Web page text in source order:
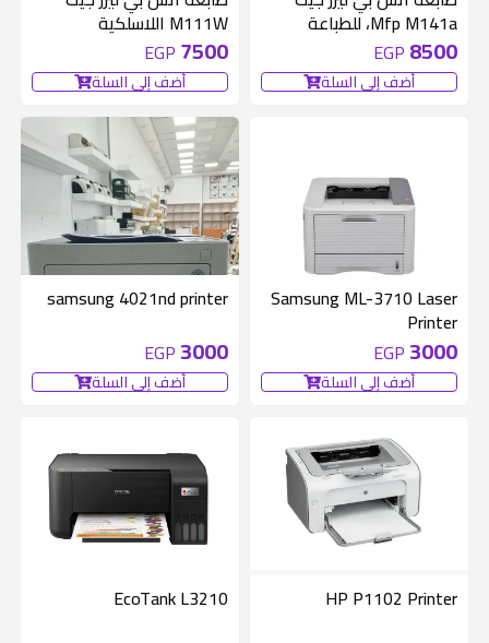
اوتوماتيك )
المواصفات:
● السرعة : 40 صفحة
فى الدقيقة
● دقة الطباعة : dpi
1200X1200
● الذاكرة : 1.5 جيجا
ذاكرة مؤقته هارد
ديسك 160 جيجا
Mfp M141a، للطباعة
والنسخ والمسح
8500
EGP
أضف إلى السلة
M111W اللاسلكية
7500
EGP
أضف إلى السلة
متوفر 1 قطع
Samsung ML-3710 Laser
Printer
3000
EGP
أضف إلى السلة
samsung 4021nd printer
3000
EGP
أضف إلى السلة
HP P1102 Printer
EcoTank L3210